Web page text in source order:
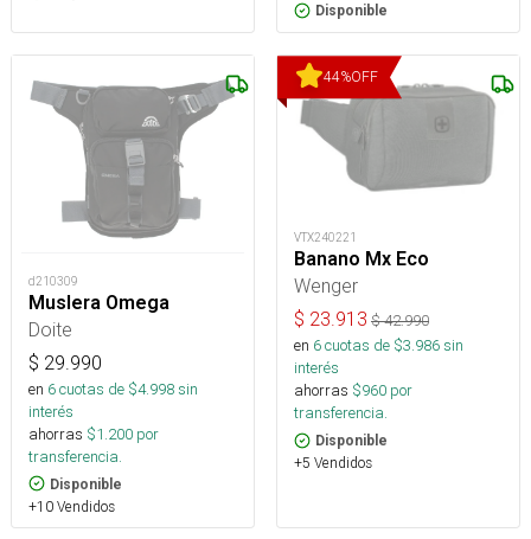
Disponible
d210309
Muslera Omega
Doite
$ 29.990
en 6cuotas de $4.998sin
interés
ahorras $1.200 por
transferencia.
Disponible
+10 Vendidos
44%OFF
VTX240221
Banano Mx Eco
Wenger
$ 23.913 $42.990
en 6cuotas de $3.986sin
interés
ahorras $960 por
transferencia.
Disponible
+5 Vendidos